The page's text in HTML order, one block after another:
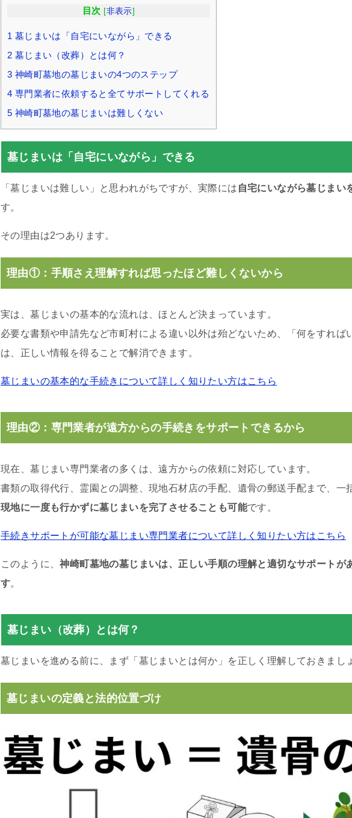
目次 [非表示]
1 墓じまいは「自宅にいながら」できる
2 墓じまい（改葬）とは何？
3 神崎町墓地の墓じまいの4つのステップ
4 専門業者に依頼すると全てサポートしてくれる
5 神崎町墓地の墓じまいは難しくない
墓じまいは「自宅にいながら」できる
「墓じまいは難しい」と思われがちですが、実際には 自宅にいながら墓じまい
す。
その理由は2つあります。
理由①：手順さえ理解すれば思ったほど難しくないから
実は、墓じまいの基本的な流れは、ほとんど決まっています。
必要な書類や申請先など市町村による違い以外は殆どないため、「何をすれば
は、正しい情報を得ることで解消できます。
墓じまいの基本的な手続きについて詳しく知りたい方はこちら
理由②：専門業者が遠方からの手続きをサポートできるから
現在、墓じまい専門業者の多くは、遠方からの依頼に対応しています。
書類の取得代行、霊園との調整、現地石材店の手配、遺骨の郵送手配まで、一
現地に一度も行かずに墓じまいを完了させることも可能です。
手続きサポートが可能な墓じまい専門業者について詳しく知りたい方はこちら
このように、神崎町墓地の墓じまいは、正しい手順の理解と適切なサポートが
す。
墓じまい（改葬）とは何？
墓じまいを進める前に、まず「墓じまいとは何か」を正しく理解しておきまし
墓じまいの定義と法的位置づけ